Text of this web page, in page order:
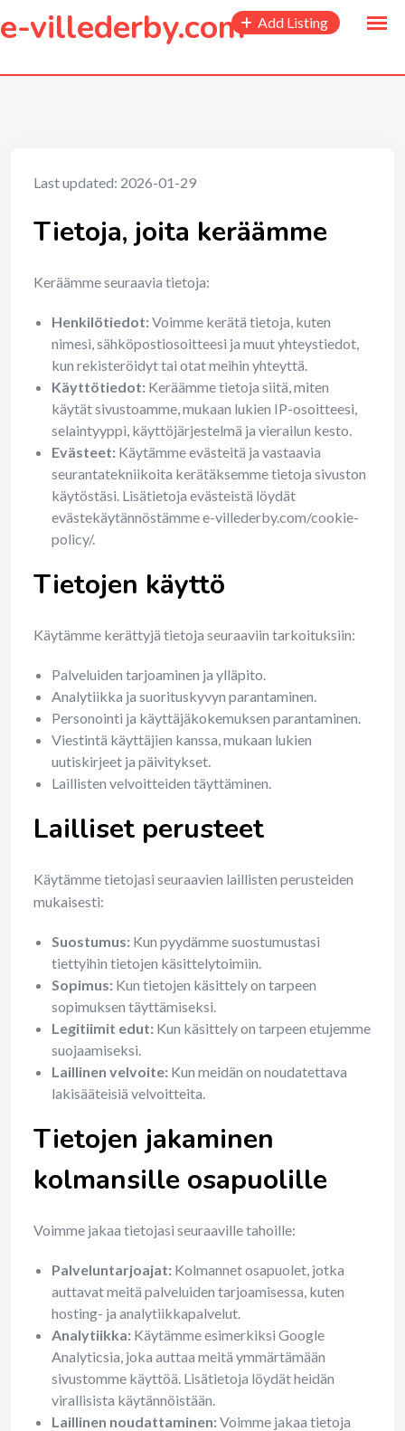
content
e-villederby.com Add Listing
Last updated: 2026-01-29
Tietoja, joita keräämme
Keräämme seuraavia tietoja:
Henkilötiedot:Voimme kerätä tietoja, kuten
nimesi, sähköpostiosoitteesi ja muut yhteystiedot,
kun rekisteröidyt tai otat meihin yhteyttä.
Käyttötiedot: Keräämme tietoja siitä, miten
käytät sivustoamme, mukaan lukien IP-osoitteesi,
selaintyyppi, käyttöjärjestelmä ja vierailun kesto.
Evästeet: Käytämme evästeitä ja vastaavia
seurantatekniikoita kerätäksemme tietoja sivuston
käytöstäsi. Lisätietoja evästeistä löydät
evästekäytännöstämme e-villederby.com/cookie-
policy/.
Tietojen käyttö
Käytämme kerättyjä tietoja seuraaviin tarkoituksiin:
Palveluiden tarjoaminen ja ylläpito.
Analytiikka ja suorituskyvyn parantaminen.
Personointi ja käyttäjäkokemuksen parantaminen.
Viestintä käyttäjien kanssa, mukaan lukien
uutiskirjeet ja päivitykset.
Laillisten velvoitteiden täyttäminen.
Lailliset perusteet
Käytämme tietojasi seuraavien laillisten perusteiden
mukaisesti:
Suostumus: Kun pyydämme suostumustasi
tiettyihin tietojen käsittelytoimiin.
Sopimus: Kun tietojen käsittely on tarpeen
sopimuksen täyttämiseksi.
Legitiimit edut: Kun käsittely on tarpeen etujemme
suojaamiseksi.
Laillinen velvoite: Kun meidän on noudatettava
lakisääteisiä velvoitteita.
Tietojen jakaminen
kolmansille osapuolille
Voimme jakaa tietojasi seuraaville tahoille:
Palveluntarjoajat: Kolmannet osapuolet, jotka
auttavat meitä palveluiden tarjoamisessa, kuten
hosting- ja analytiikkapalvelut.
Analytiikka: Käytämme esimerkiksi Google
Analyticsia, joka auttaa meitä ymmärtämään
sivustomme käyttöä. Lisätietoja löydät heidän
virallisista käytännöistään.
Laillinen noudattaminen:Voimme jakaa tietoja